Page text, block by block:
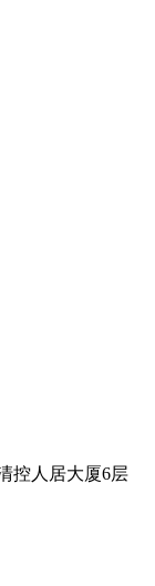
控人居大厦6层